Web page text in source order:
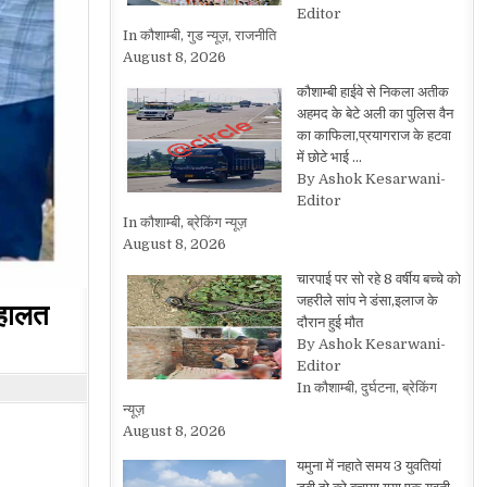
Editor
In कौशाम्बी, गुड न्यूज़, राजनीति
August 8, 2026
कौशाम्बी हाईवे से निकला अतीक
अहमद के बेटे अली का पुलिस वैन
का काफिला,प्रयागराज के हटवा
में छोटे भाई …
By Ashok Kesarwani-
Editor
In कौशाम्बी, ब्रेकिंग न्यूज़
August 8, 2026
चारपाई पर सो रहे 8 वर्षीय बच्चे को
जहरीले सांप ने डंसा,इलाज के
दौरान हुई मौत
By Ashok Kesarwani-
Editor
In कौशाम्बी, दुर्घटना, ब्रेकिंग
न्यूज़
August 8, 2026
यमुना में नहाते समय 3 युवतियां